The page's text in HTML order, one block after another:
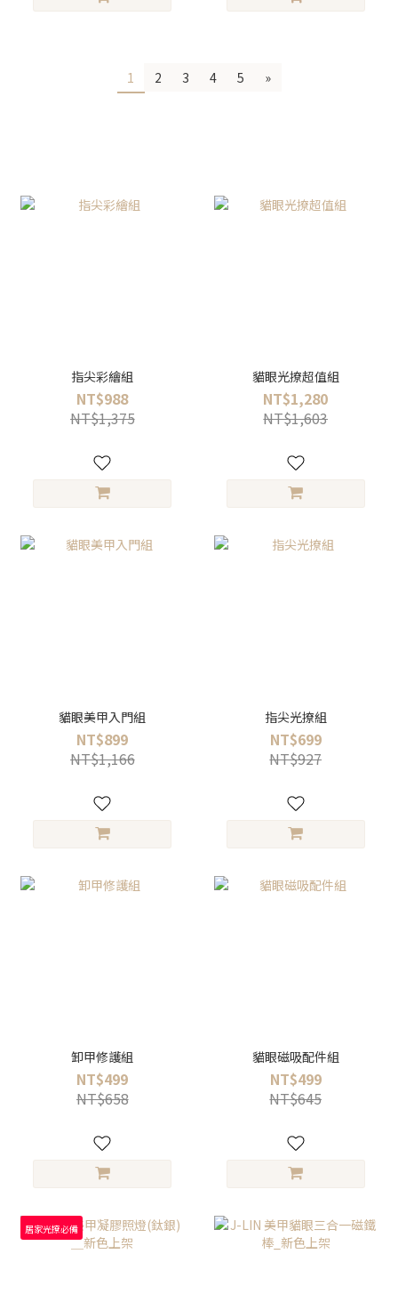
1 2 3 4 5 »
指尖彩繪組
NT$988
NT$1,375
貓眼光撩超值組
NT$1,280
NT$1,603
貓眼美甲入門組
NT$899
NT$1,166
指尖光撩組
NT$699
NT$927
卸甲修護組
NT$499
NT$658
貓眼磁吸配件組
NT$499
NT$645
居家光撩必備